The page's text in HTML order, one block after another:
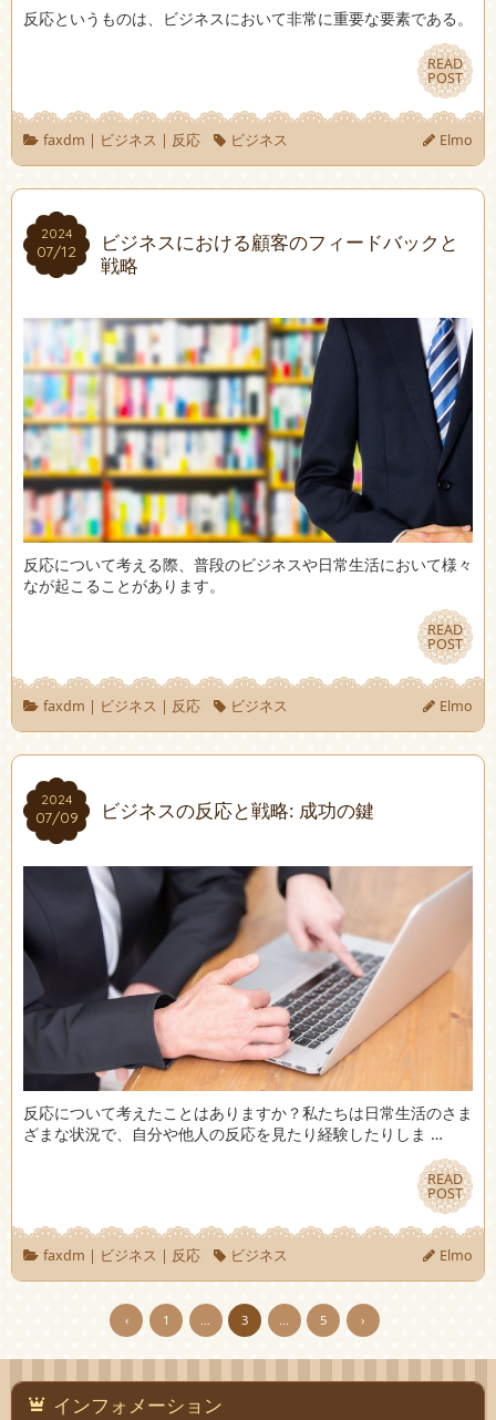
反応というものは、ビジネスにおいて非常に重要な要素である。
READ
POST
READ
POST
faxdm | ビジネス | 反応 ビジネス Elmo
2024
07/12
2024
07/12
ビジネスにおける顧客のフィードバックと
戦略
反応について考える際、普段のビジネスや日常生活において様々
なが起こることがあります。
READ
POST
READ
POST
faxdm | ビジネス | 反応 ビジネス Elmo
2024
07/09
2024
07/09 ビジネスの反応と戦略: 成功の鍵
反応について考えたことはありますか？私たちは日常生活のさま
ざまな状況で、自分や他人の反応を見たり経験したりしま …
READ
POST
READ
POST
faxdm | ビジネス | 反応 ビジネス Elmo
‹ 1 3 5 ›
インフォメーション